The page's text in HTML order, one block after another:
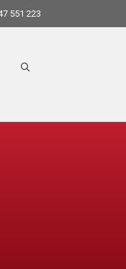
551 223